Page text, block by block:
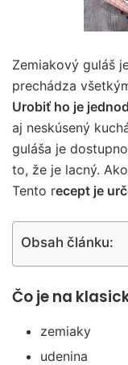
Zemiakový guláš
prechádza
Urobiť ho je
aj neskúsený
guláša je
to, že je lacný.
Tento recept je
Obsah článku:
Čo je na
zemiaky
udenina